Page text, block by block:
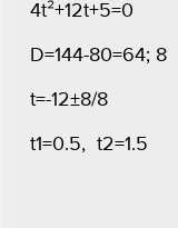
4t²+12t+5=0
D=144-80=64; 8
t=-12±8/8
t1=0.5, t2=1.5